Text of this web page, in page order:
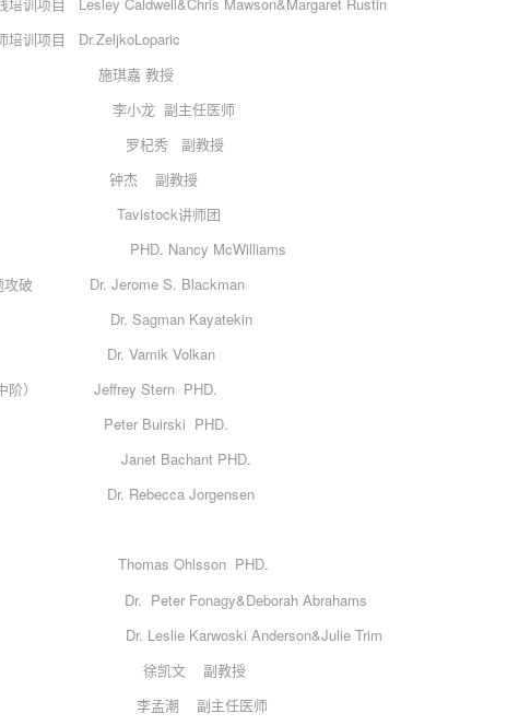
培训项目 Dr.ZeljkoLoparic
练项目 施琪嘉 教授
项目 李小龙 副主任医师
践 罗杞秀 副教授
训项目 钟杰 副教授
） Tavistock讲师团
PHD. Nancy McWilliams
题攻破 Dr. Jerome S. Blackman
治疗 Dr. Sagman Kayatekin
Dr. Vamik Volkan
与中阶） Jeffrey Stern PHD.
与应用 Peter Buirski PHD.
技术 Janet Bachant PHD.
训项目 Dr. Rebecca Jorgensen
技巧 Thomas Ohlsson PHD.
Dr. Peter Fonagy&Deborah Abrahams
Dr. Leslie Karwoski Anderson&Julie Trim
范 徐凯文 副教授
疗 李孟潮 副主任医师